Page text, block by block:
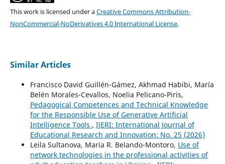
This work is licensed under aCreative Commons Attribution-
NonCommercial-NoDerivatives 4.0 International License.
Similar Articles
Francisco David Guillén-Gámez, Akhmad Habibi, María
Belén Morales-Cevallos, Noelia Pelicano-Piris,
Pedagogical Competences and Technical Knowledge
for the Responsible Use of Generative Artificial
Intelligence Tools , IJERI: International Journal of
Educational Research and Innovation: No. 25 (2026)
Leila Sultanova, María R. Belando-Montoro, Use of
network technologies in the professional activities of